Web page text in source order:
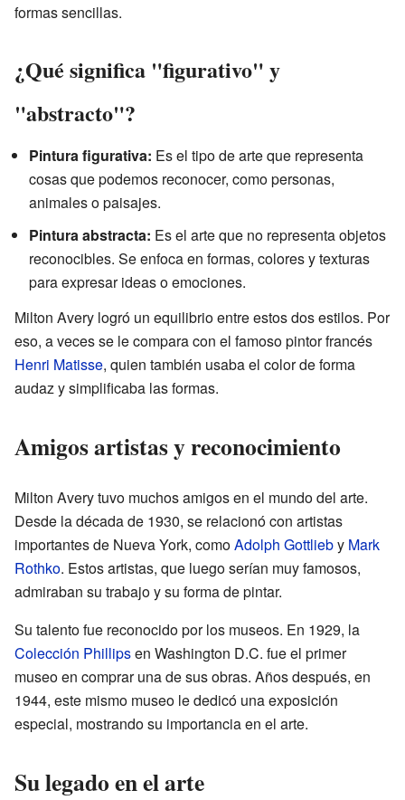
formas sencillas.
¿Qué significa "figurativo" y
"abstracto"?
Pintura figurativa: Es el tipo de arte que representa
cosas que podemos reconocer, como personas,
animales o paisajes.
Pintura abstracta: Es el arte que no representa objetos
reconocibles. Se enfoca en formas, colores y texturas
para expresar ideas o emociones.
Milton Avery logró un equilibrio entre estos dos estilos. Por
eso, a veces se le compara con el famoso pintor francés
Henri Matisse, quien también usaba el color de forma
audaz y simplificaba las formas.
Amigos artistas y reconocimiento
Milton Avery tuvo muchos amigos en el mundo del arte.
Desde la década de 1930, se relacionó con artistas
importantes de Nueva York, comoAdolph Gottlieby Mark
Rothko. Estos artistas, que luego serían muy famosos,
admiraban su trabajo y su forma de pintar.
Su talento fue reconocido por los museos. En 1929, la
Colección Phillipsen Washington D.C. fue el primer
museo en comprar una de sus obras. Años después, en
1944, este mismo museo le dedicó una exposición
especial, mostrando su importancia en el arte.
Su legado en el arte